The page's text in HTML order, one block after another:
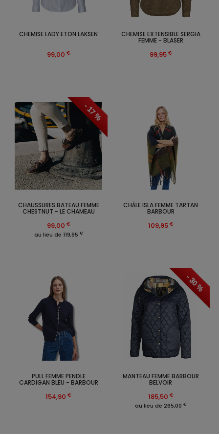
- 30 %
MANTEAU FEMME BARBOUR
BELVOIR
185,50 €
au lieu de 265,00 €
CHEMISE LADY ETON LAKSEN
99,00 €
CHÂLE ISLA FEMME TARTAN
BARBOUR
109,95 €
CHEMISE EXTENSIBLE SERGIA
FEMME - BLASER
99,95 €
- 17 %
CHAUSSURES BATEAU FEMME
CHESTNUT - LE CHAMEAU
99,00 €
au lieu de 119,95 €
PULL FEMME PENDLE
CARDIGAN BLEU - BARBOUR
154,90 €